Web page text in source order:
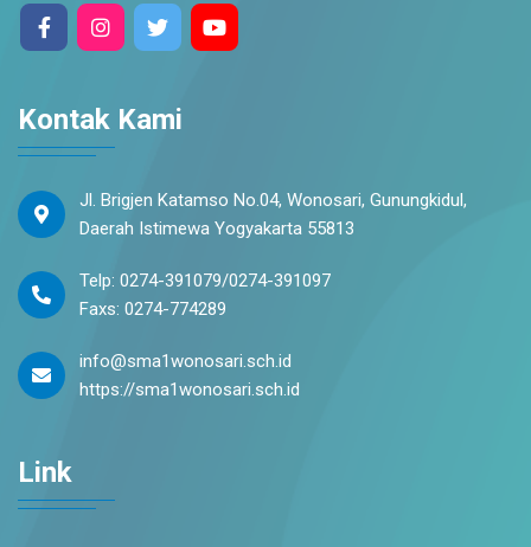
Kontak Kami
Jl. Brigjen Katamso No.04, Wonosari, Gunungkidul,
Daerah Istimewa Yogyakarta 55813
Telp: 0274-391079/0274-391097
Faxs: 0274-774289
info@sma1wonosari.sch.id
https://sma1wonosari.sch.id
Link